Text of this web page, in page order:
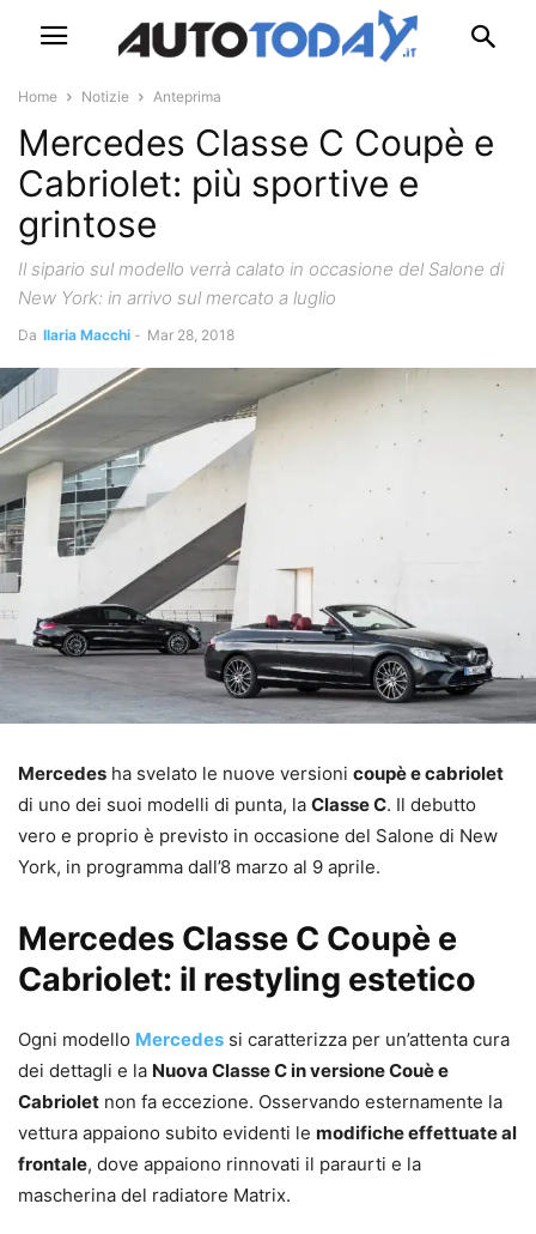
Home Notizie Anteprima
Mercedes Classe C Coupè e
Cabriolet: più sportive e
grintose
Il sipario sul modello verrà calato in occasione del Salone di
New York: in arrivo sul mercato a luglio
Da Ilaria Macchi - Mar 28, 2018
Mercedes ha svelato le nuove versioni coupè e cabriolet
di uno dei suoi modelli di punta, la Classe C. Il debutto
vero e proprio è previsto in occasione del Salone di New
York, in programma dall’8 marzo al 9 aprile.
Mercedes Classe C Coupè e
Cabriolet: il restyling estetico
Ogni modello Mercedes si caratterizza per un’attenta cura
dei dettagli e la Nuova Classe C in versione Couè e
Cabriolet non fa eccezione. Osservando esternamente la
vettura appaiono subito evidenti le modifiche effettuate al
frontale, dove appaiono rinnovati il paraurti e la
mascherina del radiatore Matrix.